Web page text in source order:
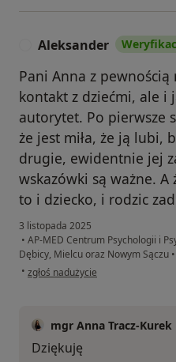
Aleksander
Pani Anna z
kontakt z dziećmi, ale i
autorytet. Po pierwsze
że jest miła, że ją lubi,
drugie, ewidentnie jej
wskazówki są ważne.
to i dziecko, i rodzic
3 listopada 2025
• AP-MED Centrum Psychologii i
Dębicy, Mielcu oraz Nowym Sączu •
• w opinii użytkownika Aleksander
zgłoś nadużycie
mgr Anna Tracz-Kurek
Dziękuję